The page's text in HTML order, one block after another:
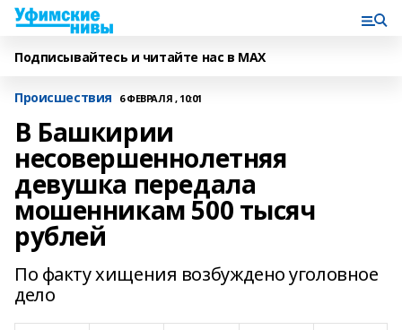
Подписывайтесь и читайте нас в MAX
Происшествия 6 ФЕВРАЛЯ , 10:01
В Башкирии
несовершеннолетняя
девушка передала
мошенникам 500 тысяч
рублей
По факту хищения возбуждено уголовное
дело